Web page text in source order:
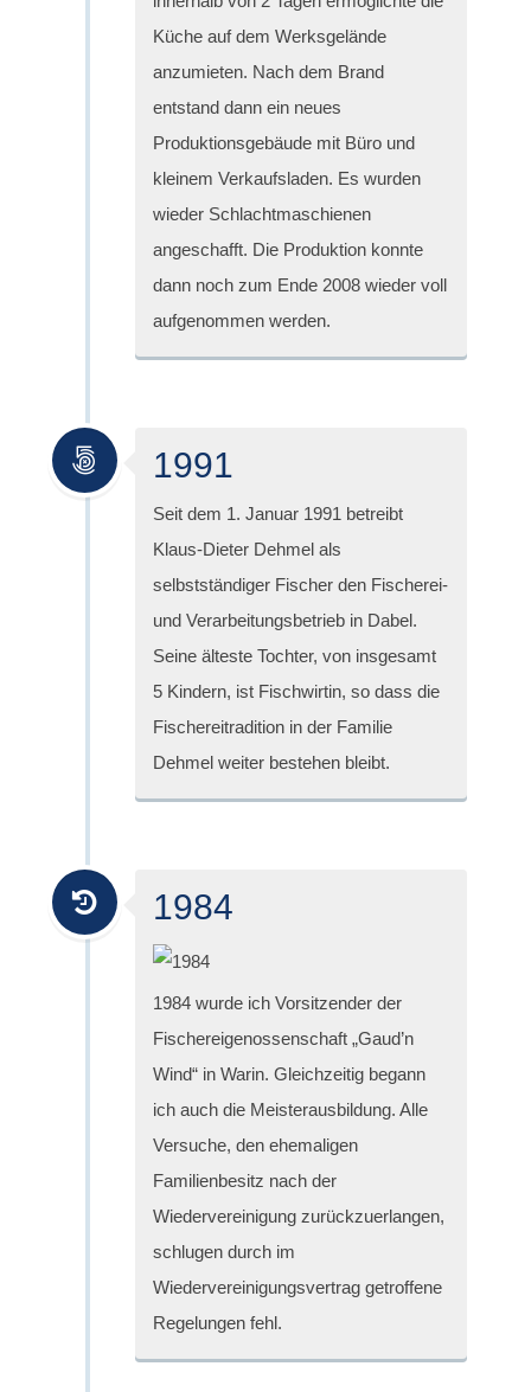
Küche auf dem Werksgelände
anzumieten. Nach dem Brand
entstand dann ein neues
Produktionsgebäude mit Büro und
kleinem Verkaufsladen. Es wurden
wieder Schlachtmaschienen
angeschafft. Die Produktion konnte
dann noch zum Ende 2008 wieder voll
aufgenommen werden.
1991
Seit dem 1. Januar 1991 betreibt
Klaus-Dieter Dehmel als
selbstständiger Fischer den Fischerei-
und Verarbeitungsbetrieb in Dabel.
Seine älteste Tochter, von insgesamt
5 Kindern, ist Fischwirtin, so dass die
Fischereitradition in der Familie
Dehmel weiter bestehen bleibt.
1984
1984 wurde ich Vorsitzender der
Fischereigenossenschaft „Gaud’n
Wind“ in Warin. Gleichzeitig begann
ich auch die Meisterausbildung. Alle
Versuche, den ehemaligen
Familienbesitz nach der
Wiedervereinigung zurückzuerlangen,
schlugen durch im
Wiedervereinigungsvertrag getroffene
Regelungen fehl.